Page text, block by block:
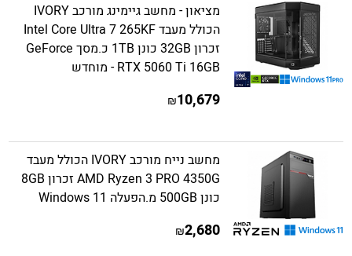
מציאון - מחשב גיימינג מורכב IVORY
הכולל מעבד Intel Core Ultra 7 265KF
זכרון 32GB כונן 1TB כ.מסך GeForce
RTX 5060 Ti 16GB - מוחדש
10,679
₪
מחשב נייח מורכב IVORY הכולל מעבד
AMD Ryzen 3 PRO 4350G זכרון 8GB
כונן 500GB מ.הפעלה Windows 11
2,680
₪